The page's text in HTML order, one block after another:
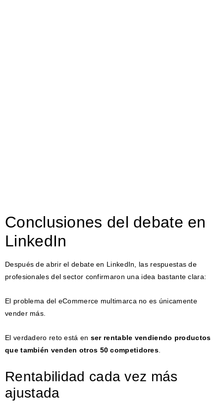
Conclusiones del debate en
LinkedIn
Después de abrir el debate en LinkedIn, las respuestas de
profesionales del sector confirmaron una idea bastante clara:
El problema del eCommerce multimarca no es únicamente
vender más.
El verdadero reto está en ser rentable vendiendo productos
que también venden otros 50 competidores
Rentabilidad cada vez más
ajustada